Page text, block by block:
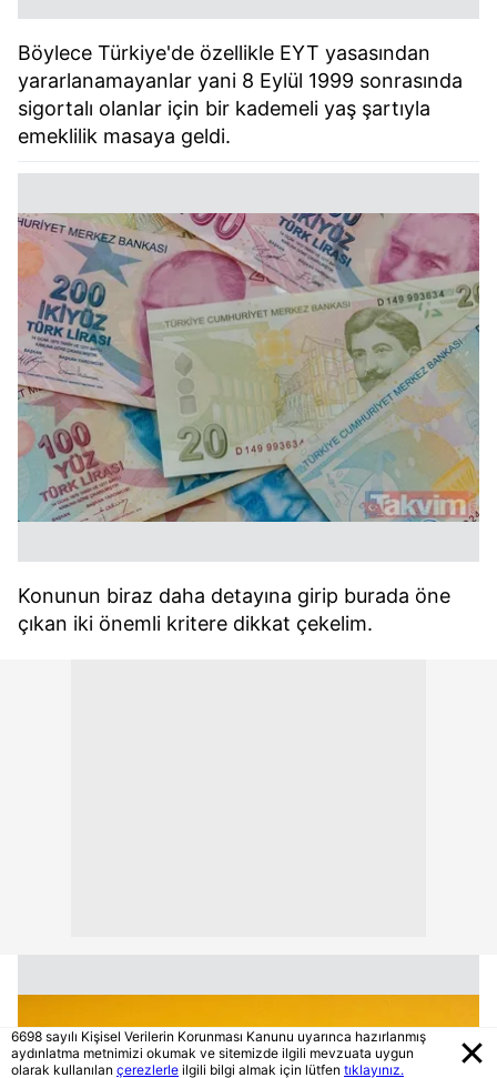
Böylece Türkiye'de özellikle EYT yasasından
yararlanamayanlar yani 8 Eylül 1999 sonrasında
sigortalı olanlar için bir kademeli yaş şartıyla
emeklilik masaya geldi.
Konunun biraz daha detayına girip burada öne
çıkan iki önemli kritere dikkat çekelim.
6698 sayılı Kişisel Verilerin Korunması Kanunu uyarınca hazırlanmış
aydınlatma metnimizi okumak ve sitemizde ilgili mevzuata uygun
olarak kullanılan çerezlerle ilgili bilgi almak için lütfen tıklayınız.